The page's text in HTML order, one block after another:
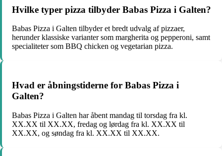
Hvilke typer pizza tilbyder Babas Pizza i Galten?
Babas Pizza i Galten tilbyder et bredt udvalg af pizzaer,
herunder klassiske varianter som margherita og pepperoni, samt
specialiteter som BBQ chicken og vegetarian pizza.
Hvad er åbningstiderne for Babas Pizza i
Galten?
Babas Pizza i Galten har åbent mandag til torsdag fra kl.
XX.XX til XX.XX, fredag og lørdag fra kl. XX.XX til
XX.XX, og søndag fra kl. XX.XX til XX.XX.